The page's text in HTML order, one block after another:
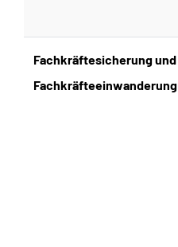
Fachkräftesicherung und
Fachkräfteeinwanderung